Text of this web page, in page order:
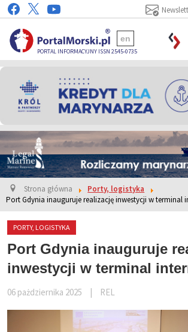
PORTAL INFORMACYJNY ISSN 2545-0735
en
Strona główna
Porty, logistyka
Port Gdynia inauguruje realizację inwestycji w terminal
PORTY, LOGISTYKA
Port Gdynia inauguruje
inwestycji w terminal
06 pażdziernika 2025 REL